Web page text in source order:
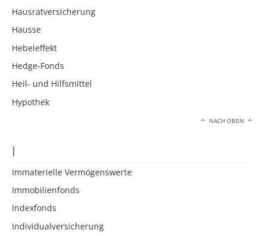
Hausratversicherung
Hausse
Hebeleffekt
Hedge-Fonds
Heil- und Hilfsmittel
Hypothek
NACH OBEN
I
Immaterielle Vermögenswerte
Immobilienfonds
Indexfonds
Individualversicherung